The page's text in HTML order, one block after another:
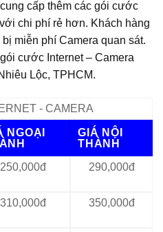
cung cấp thêm các gói cước
chi phí rẻ hơn. Khách hàng
miễn phí Camera quan sát.
cước Internet – Camera
Lộc, TPHCM.
- CAMERA
NGOẠI
GIÁ NỘI
THÀNH
250,000đ 290,000đ
310,000đ 350,000đ